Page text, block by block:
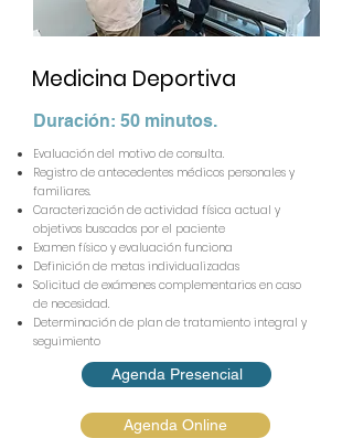
Medicina Deportiva
Duración: 50 minutos.
Evaluación del motivo de consulta.
Registro de antecedentes médicos personales y
familiares.
Caracterización de actividad física actual y
objetivos buscados por el paciente
Examen físico y evaluación funciona
Definición de metas individualizadas
Solicitud de exámenes complementarios en caso
de necesidad.
Determinación de plan de tratamiento integral y
seguimiento
Agenda Presencial
Agenda Online